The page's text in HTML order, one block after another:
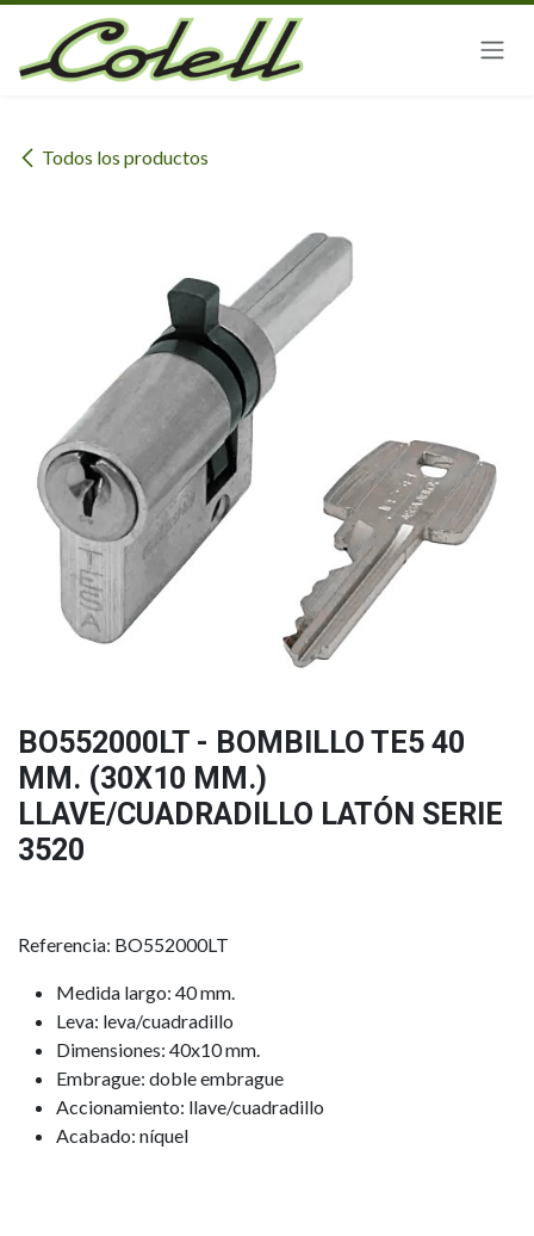
Ir al contenido
Todos los productos
BO552000LT - BOMBILLO TE5 40
MM. (30X10 MM.)
LLAVE/CUADRADILLO LATÓN SERIE
3520
Referencia: BO552000LT
Medida largo: 40 mm.
Leva: leva/cuadradillo
Dimensiones: 40x10 mm.
Embrague: doble embrague
Accionamiento: llave/cuadradillo
Acabado: níquel